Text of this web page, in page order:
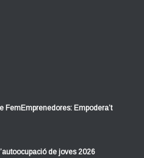
FemEmprenedores: Empodera’t
de joves 2026